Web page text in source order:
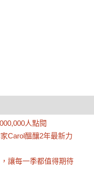
人點閱
Carol醞釀2年最新力
讓每一季都值得期待